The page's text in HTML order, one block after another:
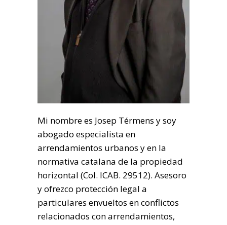
Mi nombre es Josep Térmens y soy
abogado especialista en
arrendamientos urbanos y en la
normativa catalana de la propiedad
horizontal (Col. ICAB. 29512). Asesoro
y ofrezco protección legal a
particulares envueltos en conflictos
relacionados con arrendamientos,